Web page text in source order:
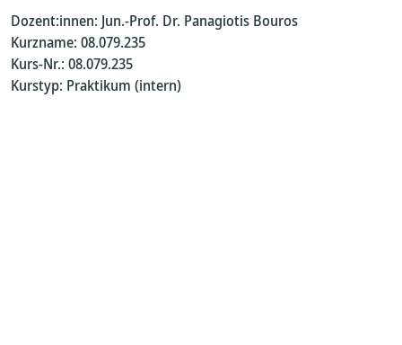
Dozent:innen: Jun.-Prof. Dr. Panagiotis Bouros
Kurzname: 08.079.235
Kurs-Nr.: 08.079.235
Kurstyp: Praktikum (intern)